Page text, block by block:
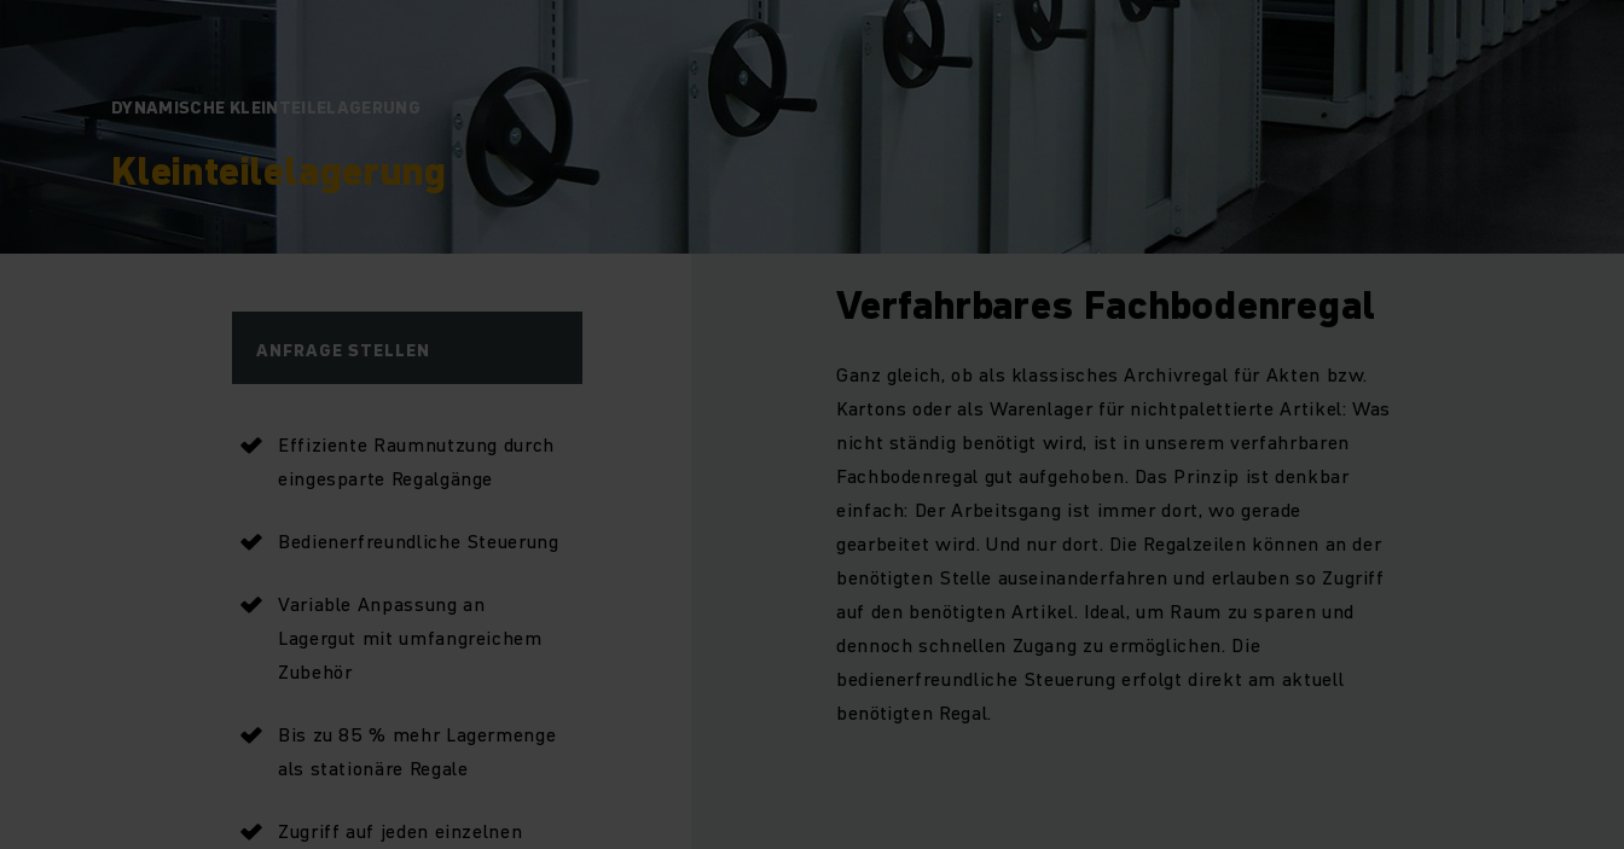
DYNAMISCHE KLEINTEILELAGERUNG
Kleinteilelagerung
ANFRAGE STELLEN
Effiziente Raumnutzung durch
eingesparte Regalgänge
Bedienerfreundliche Steuerung
Variable Anpassung an
Lagergut mit umfangreichem
Zubehör
Bis zu 85 % mehr Lagermenge
als stationäre Regale
Zugriff auf jeden einzelnen
Verfahrbares Fachbodenregal
Ganz gleich, ob als klassisches Archivregal für Akten bzw.
Kartons oder als Warenlager für nichtpalettierte Artikel: Was
nicht ständig benötigt wird, ist in unserem verfahrbaren
Fachbodenregal gut aufgehoben. Das Prinzip ist denkbar
einfach: Der Arbeitsgang ist immer dort, wo gerade
gearbeitet wird. Und nur dort. Die Regalzeilen können an der
benötigten Stelle auseinanderfahren und erlauben so Zugriff
auf den benötigten Artikel. Ideal, um Raum zu sparen und
dennoch schnellen Zugang zu ermöglichen. Die
bedienerfreundliche Steuerung erfolgt direkt am aktuell
benötigten Regal.